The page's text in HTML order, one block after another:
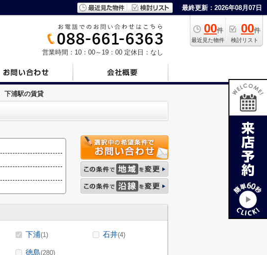
最終更新：2026年08月07日
00件
最近見た物件
00件
検討リスト
営業時間：10：00～19：00 定休日：なし
下浦駅の賃貸
下浦(1) 石井(4)
徳島(280)